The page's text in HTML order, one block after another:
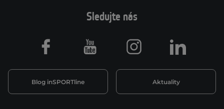
Sledujte nás
Blog inSPORTline Aktuality
Facebook Youtube Instagram LinkedIn